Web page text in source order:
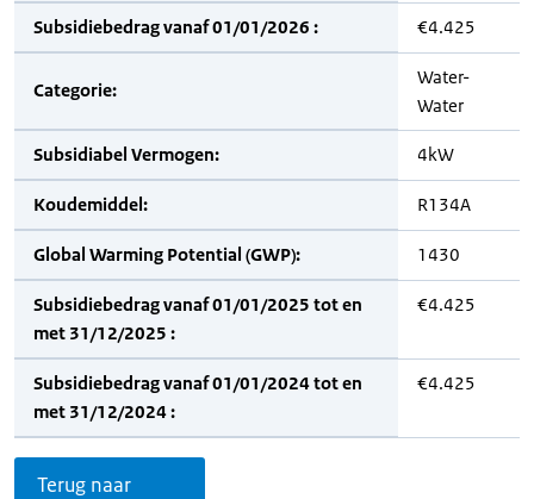
Subsidiebedrag vanaf 01/01/2026 : €4.425
Categorie:
Water-
Water
Subsidiabel Vermogen: 4kW
Koudemiddel: R134A
Global Warming Potential (GWP): 1430
Subsidiebedrag vanaf 01/01/2025 tot en
met 31/12/2025 :
€4.425
Subsidiebedrag vanaf 01/01/2024 tot en
met 31/12/2024 :
€4.425
Terug naar